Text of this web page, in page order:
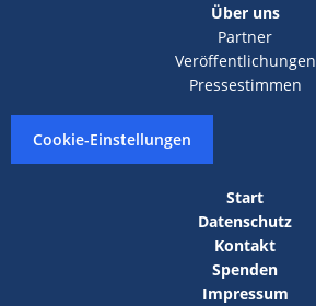
Über uns
Partner
Veröffentlichungen
Pressestimmen
Cookie-Einstellungen
Start
Datenschutz
Kontakt
Spenden
Impressum